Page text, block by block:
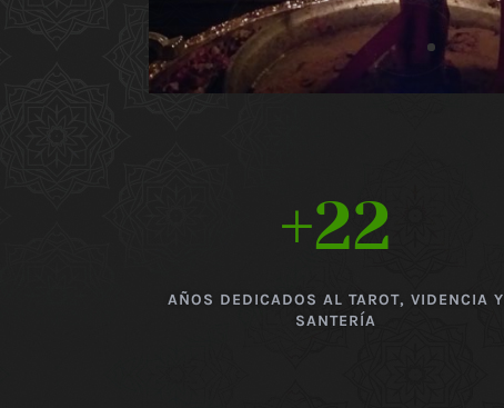
+22
AÑOS DEDICADOS AL TAROT, VIDENCIA Y
SANTERÍA